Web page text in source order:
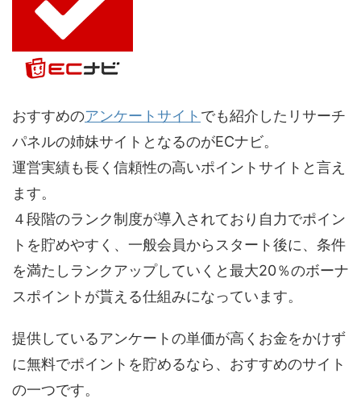
おすすめのアンケートサイト でも紹介したリサーチ
パネルの姉妹サイトとなるのがECナビ。
運営実績も長く信頼性の高いポイントサイトと言え
ます。
４段階のランク制度が導入されており自力でポイン
トを貯めやすく、一般会員からスタート後に、条件
を満たしランクアップしていくと最大20％のボーナ
スポイントが貰える仕組みになっています。
提供しているアンケートの単価が高くお金をかけず
に無料でポイントを貯めるなら、おすすめのサイト
の一つです。